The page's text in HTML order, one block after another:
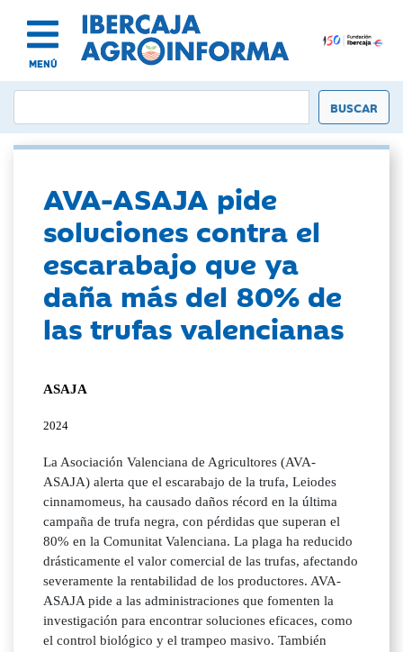
MENÚ
AVA-ASAJA pide
soluciones contra el
escarabajo que ya
daña más del 80% de
las trufas valencianas
ASAJA
2024
La Asociación Valenciana de Agricultores (AVA-
ASAJA) alerta que el escarabajo de la trufa, Leiodes
cinnamomeus, ha causado daños récord en la última
campaña de trufa negra, con pérdidas que superan el
80% en la Comunitat Valenciana. La plaga ha reducido
drásticamente el valor comercial de las trufas, afectando
severamente la rentabilidad de los productores. AVA-
ASAJA pide a las administraciones que fomenten la
investigación para encontrar soluciones eficaces, como
el control biológico y el trampeo masivo. También